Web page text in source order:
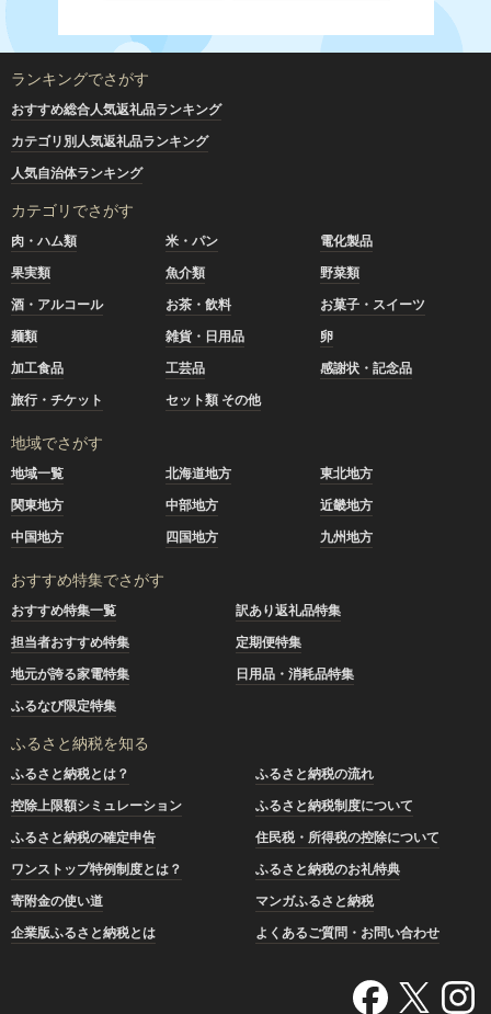
ランキングでさがす
おすすめ総合人気返礼品ランキング
カテゴリ別人気返礼品ランキング
人気自治体ランキング
カテゴリでさがす
肉・ハム類 米・パン
電化製品
果実類
魚介類
野菜類
酒・アルコール
お茶・飲料
お菓子・スイーツ
麺類
雑貨・日用品
卵
加工食品
工芸品
感謝状・記念品
旅行・チケット
セット類 その他
地域でさがす
地域一覧 北海道地方
東北地方
関東地方
中部地方
近畿地方
中国地方
四国地方 九州地方
おすすめ特集でさがす
おすすめ特集一覧
訳あり返礼品特集
担当者おすすめ特集
定期便特集
地元が誇る家電特集
日用品・消耗品特集
ふるなび限定特集
ふるさと納税を知る
ふるさと納税とは？
ふるさと納税の流れ
控除上限額シミュレーション
ふるさと納税制度について
ふるさと納税の確定申告
住民税・所得税の控除について
ワンストップ特例制度とは？
ふるさと納税のお礼特典
寄附金の使い道
マンガふるさと納税
企業版ふるさと納税とは
よくあるご質問・お問い合わせ